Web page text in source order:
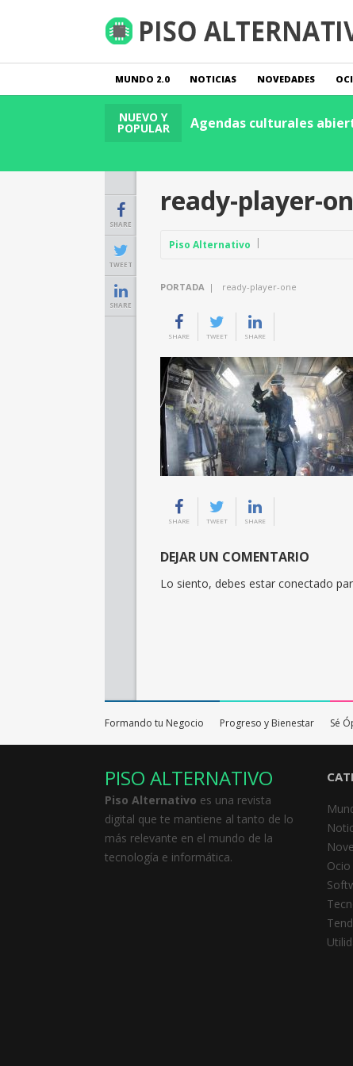
MUNDO 2.0 NOTICIAS NOVEDADES
NUEVO Y
POPULAR
Leer Publicación Agendas culturales
SHARE
TWEET
SHARE
ready-player-
Piso Alternativo
PORTADA | ready-player-one
SHARE TWEET SHARE
SHARE TWEET SHARE
DEJAR UN COMENTARIO
Lo siento, debes estar conectado
Formando tu Negocio Progreso y Bienestar Sé
PISO ALTERNATIVO
Piso Alternativo es una revista
digital que te mantiene al tanto de lo
más relevante en el mundo de la
tecnología e informática.
Ocio